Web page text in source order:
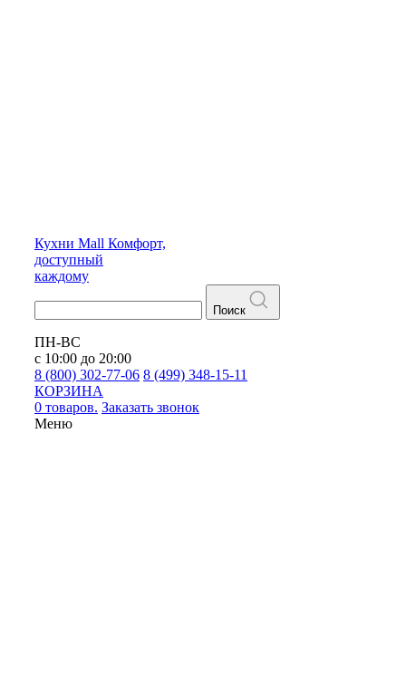
Кухни Mall Комфорт,
доступный
каждому
Поиск
ПН-ВС
с 10:00 до 20:00
8 (800) 302-77-06 8 (499) 348-15-11
КОРЗИНА
0 товаров. Заказать звонок
Меню